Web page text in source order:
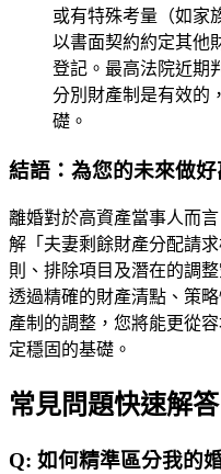
或有特殊考量（如家
以書面契約約定其他
登記。最高法院近期
分別財產制是有效的
礎。
結語：為您的未來做
離婚對於高資產當事人而
解「夫妻剩餘財產分配請
則、排除項目及潛在的調
透過精確的財產清點、策
產制的調整，您將能更從
定穩固的基礎。
常見問題快速解答
Q: 如何精準區分我的